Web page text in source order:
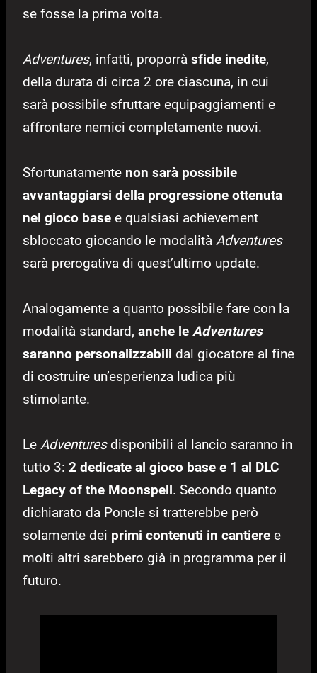
se fosse la prima volta.
Adventures, infatti, proporrà sfide inedite,
della durata di circa 2 ore ciascuna, in cui
sarà possibile sfruttare equipaggiamenti e
affrontare nemici completamente nuovi.
Sfortunatamente non sarà possibile
avvantaggiarsi della progressione ottenuta
nel gioco base e qualsiasi achievement
sbloccato giocando le modalità Adventures
sarà prerogativa di quest’ultimo update.
Analogamente a quanto possibile fare con la
modalità standard, anche le Adventures
saranno personalizzabili dal giocatore al fine
di costruire un’esperienza ludica più
stimolante.
Le Adventuresdisponibili al lancio saranno in
tutto 3: 2 dedicate al gioco base e 1 al DLC
Legacy of the Moonspell. Secondo quanto
dichiarato da Poncle si tratterebbe però
solamente dei primi contenuti in cantiere e
molti altri sarebbero già in programma per il
futuro.